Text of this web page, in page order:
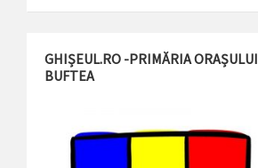
GHIȘEUL.RO -PRIMĂRIA ORAȘULUI
BUFTEA